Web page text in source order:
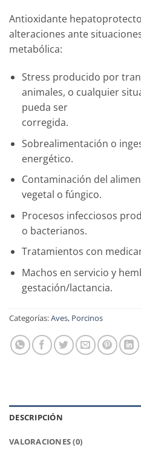
Antioxidante
alteraciones ante
metabólica:
Stress producido por
animales, o cualquier
pueda ser
corregida.
Sobrealimentación o
energético.
Contaminación del
vegetal o fúngico.
Procesos infecciosos
o bacterianos.
Tratamientos con
Machos en servicio y
gestación/lactancia.
Categorías:Aves, Porcinos
DESCRIPCIÓN
VALORACIONES (0)